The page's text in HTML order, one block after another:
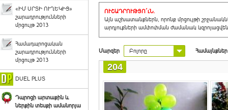
«ԻՄ ՍՐՏԻ ՈՒՂԵԿԻՑ»
շարադրությունների
մրցույթ 2013
Համադպրոցական
շարադրությունների
մրցույթ 2013
DUEL PLUS
Դպրոցի արտաքին և
ներքին տեսքի ամանորյա
ՈՒՇԱԴՐՈՒԹՅՈ´ւՆ.
Այն աշխատանքներն, որոնք մրցույթի
արդյուքների ամփոփման ժամանակ
Բոլորը
Մարզեր Համայնքներ
204